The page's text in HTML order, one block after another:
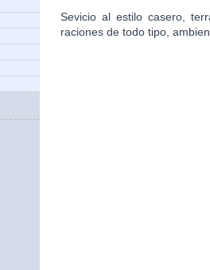
Sevicio al estilo casero,
raciones de todo tipo,